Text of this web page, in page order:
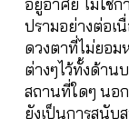
ปรามอย่างต่อเ
ดวงตาที่ไม่ยอ
ต่างๆไว้ทั้งด้าน
สถานที่ใดๆ นอ
ยังเป็นการสนั